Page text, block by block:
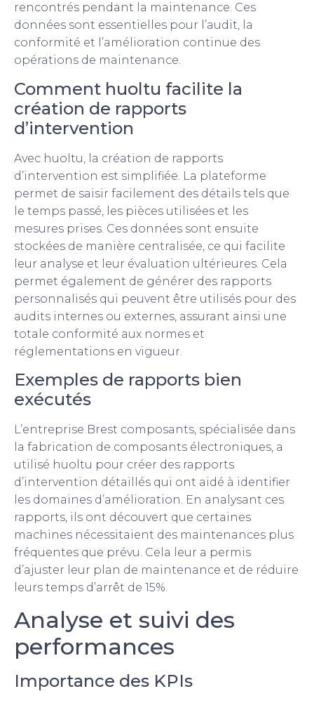
rencontrés pendant la maintenance. Ces
données sont essentielles pour l’audit, la
conformité et l’amélioration continue des
opérations de maintenance.
Comment huoltu facilite la
création de rapports
d’intervention
Avec huoltu, la création de rapports
d’intervention est simplifiée. La plateforme
permet de saisir facilement des détails tels que
le temps passé, les pièces utilisées et les
mesures prises. Ces données sont ensuite
stockées de manière centralisée, ce qui facilite
leur analyse et leur évaluation ultérieures. Cela
permet également de générer des rapports
personnalisés qui peuvent être utilisés pour des
audits internes ou externes, assurant ainsi une
totale conformité aux normes et
réglementations en vigueur.
Exemples de rapports bien
exécutés
L’entreprise Brest composants, spécialisée dans
la fabrication de composants électroniques, a
utilisé huoltu pour créer des rapports
d’intervention détaillés qui ont aidé à identifier
les domaines d’amélioration. En analysant ces
rapports, ils ont découvert que certaines
machines nécessitaient des maintenances plus
fréquentes que prévu. Cela leur a permis
d’ajuster leur plan de maintenance et de réduire
leurs temps d’arrêt de 15%.
Analyse et suivi des
performances
Importance des KPIs